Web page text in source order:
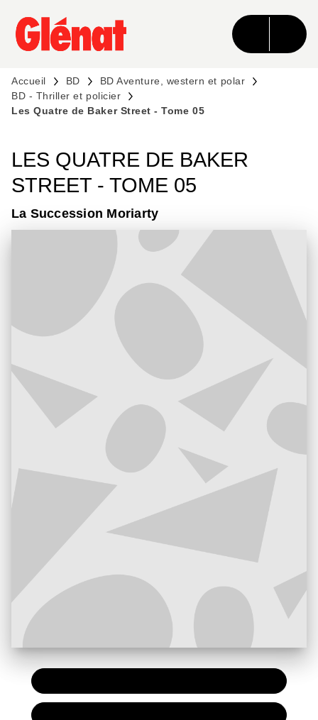
MENU RECHERCHE CONTENU
PIED DE PAGE
Accueil BD
BD Aventure, western et polar
BD - Thriller et policier
Les Quatre de Baker Street - Tome 05
LES QUATRE DE BAKER
STREET - TOME 05
La Succession Moriarty